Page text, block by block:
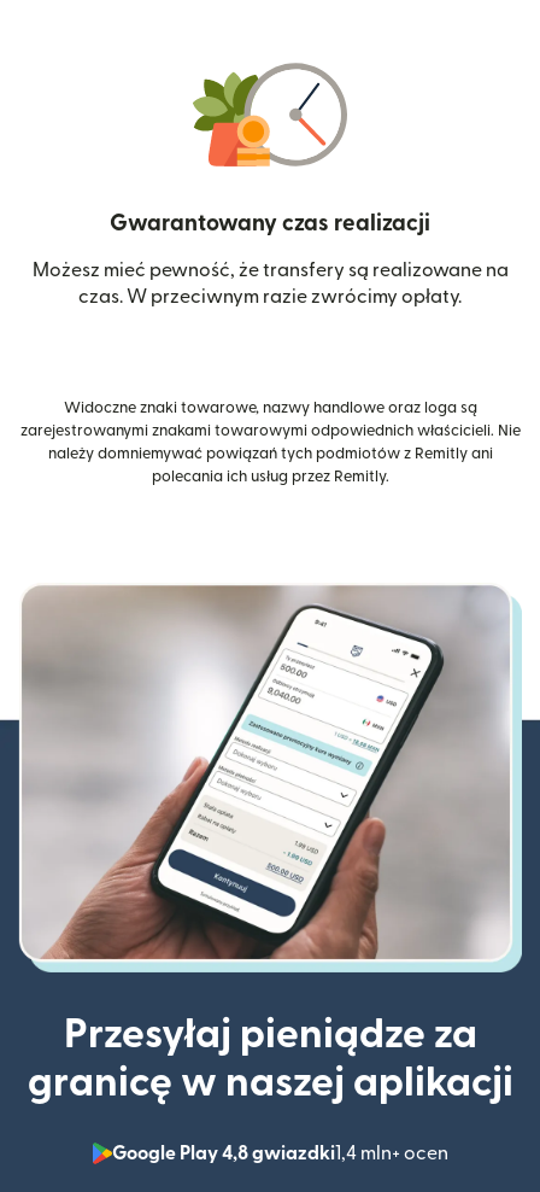
Gwarantowany czas realizacji
Możesz mieć pewność, że transfery są realizowane na
czas. W przeciwnym razie zwrócimy opłaty.
Widoczne znaki towarowe, nazwy handlowe oraz loga są
zarejestrowanymi znakami towarowymi odpowiednich właścicieli. Nie
należy domniemywać powiązań tych podmiotów z Remitly ani
polecania ich usług przez Remitly.
Przesyłaj pieniądze za
granicę w naszej aplikacji
Google Play 4,8 gwiazdki1,4 mln+ ocen
(otwiera